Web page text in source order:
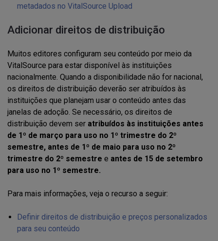
metadados no VitalSource Upload
Adicionar direitos de distribuição
Muitos editores configuram seu conteúdo por meio da
VitalSource para estar disponível às instituições
nacionalmente. Quando a disponibilidade não for nacional,
os direitos de distribuição deverão ser atribuídos às
instituições que planejam usar o conteúdo antes das
janelas de adoção. Se necessário, os direitos de
distribuição devem ser atribuídos às instituições antes
de 1º de março para uso no 1º trimestre do 2º
semestre, antes de 1º de maio para uso no 2º
trimestre do 2º semestre e antes de 15 de setembro
para uso no 1º semestre.
Para mais informações, veja o recurso a seguir:
Definir direitos de distribuição e preços personalizados
para seu conteúdo